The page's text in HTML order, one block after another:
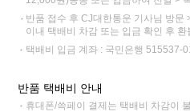
반품 접수 후 CJ대한통운 기사님 방문
이내 택배비 차감 또는 입금 확인 후 환
택배비 입금 계좌 : 국민은행 515537-
반품 택배비 안내
휴대폰/쓱페이 결제는 택배비 차감이